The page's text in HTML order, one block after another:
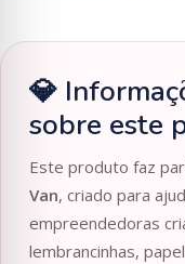
💎
sobre este
Este produto faz
Van, criado para
empreendedoras
lembrancinhas,